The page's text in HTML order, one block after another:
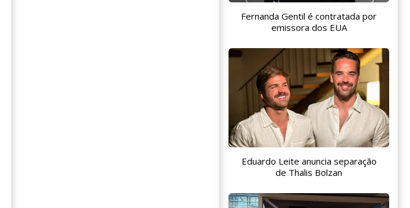
Fernanda Gentil é contratada por
emissora dos EUA
Eduardo Leite anuncia separação
de Thalis Bolzan